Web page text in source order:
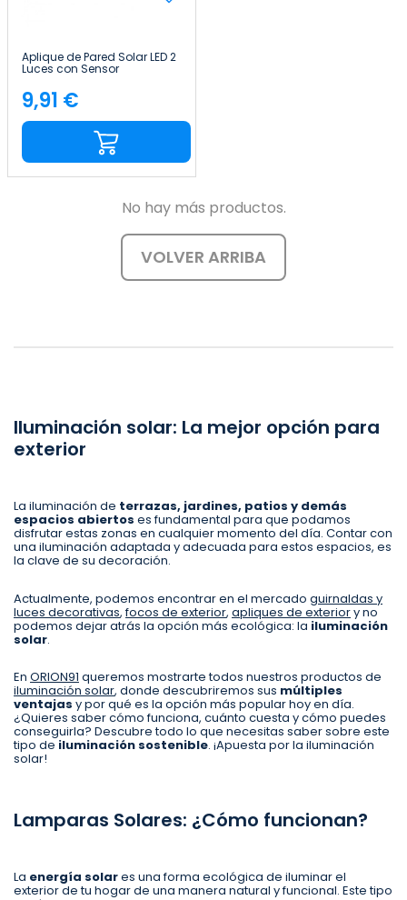
Aplique de Pared Solar LED 2
Luces con Sensor
Negro 7500K 20000H
7hSevenOn
Precio
9,91 €
No hay más productos.
VOLVER ARRIBA
Iluminación solar: La mejor opción para
exterior
La iluminación de terrazas, jardines, patios y demás
espacios abiertos es fundamental para que podamos
disfrutar estas zonas en cualquier momento del día. Contar con
una iluminación adaptada y adecuada para estos espacios, es
la clave de su decoración.
Actualmente, podemos encontrar en el mercado guirnaldas y
luces decorativas,focos de exterior, apliques de exteriory no
podemos dejar atrás la opción más ecológica: la iluminación
solar.
En ORION91 queremos mostrarte todos nuestros productos de
iluminación solar, donde descubriremos sus múltiples
ventajas y por qué es la opción más popular hoy en día.
¿Quieres saber cómo funciona, cuánto cuesta y cómo puedes
conseguirla? Descubre todo lo que necesitas saber sobre este
tipo de iluminación sostenible. ¡Apuesta por la iluminación
solar!
Lamparas Solares: ¿Cómo funcionan?
La energía solares una forma ecológica de iluminar el
exterior de tu hogar de una manera natural y funcional. Este tipo